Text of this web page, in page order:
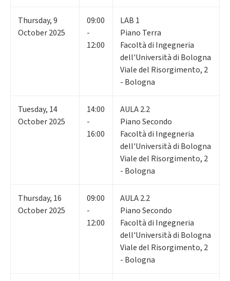
Thursday,9
October 2025
09:00
-
12:00
LAB 1
Piano Terra
Facoltà di Ingegneria
dell'Università di Bologna
Viale del Risorgimento, 2
- Bologna
Tuesday, 14
October 2025
14:00
-
16:00
AULA 2.2
Piano Secondo
Facoltà di Ingegneria
dell'Università di Bologna
Viale del Risorgimento, 2
- Bologna
Thursday, 16
October 2025
09:00
-
12:00
AULA 2.2
Piano Secondo
Facoltà di Ingegneria
dell'Università di Bologna
Viale del Risorgimento, 2
- Bologna